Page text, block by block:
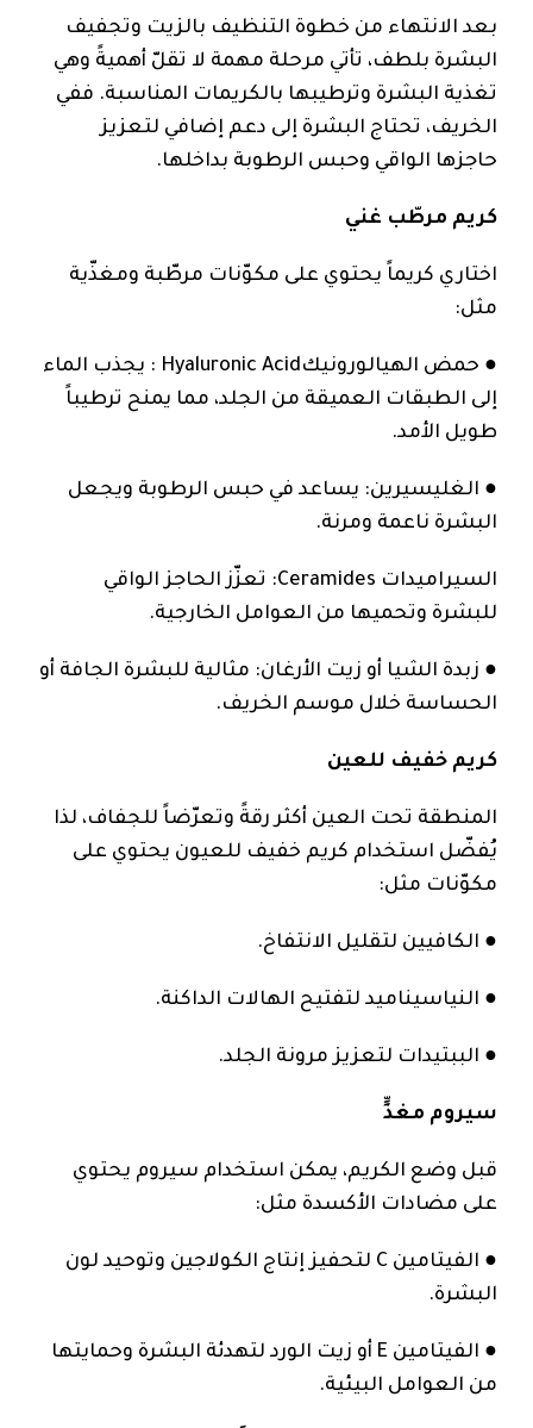
بعد الانتهاء من خطوة التنظيف بالزيت وتجفيف
البشرة بلطف، تأتي مرحلة مهمة لا تقلّ أهميةً وهي
تغذية البشرة وترطيبها بالكريمات المناسبة. ففي
الخريف، تحتاج البشرة إلى دعم إضافي لتعزيز
حاجزها الواقي وحبس الرطوبة بداخلها.
كريم مرطّب غني
اختاري كريماً يحتوي على مكوّنات مرطّبة ومغذّية
مثل:
● حمض الهيالورونيكHyaluronic Acid : يجذب الماء
إلى الطبقات العميقة من الجلد، مما يمنح ترطيباً
طويل الأمد.
● الغليسيرين: يساعد في حبس الرطوبة ويجعل
البشرة ناعمة ومرنة.
السيراميدات Ceramides: تعزّز الحاجز الواقي
للبشرة وتحميها من العوامل الخارجية.
● زبدة الشيا أو زيت الأرغان: مثالية للبشرة الجافة أو
الحساسة خلال موسم الخريف.
كريم خفيف للعين
المنطقة تحت العين أكثر رقةً وتعرّضاً للجفاف، لذا
يُفضّل استخدام كريم خفيف للعيون يحتوي على
مكوّنات مثل:
● الكافيين لتقليل الانتفاخ.
● النياسيناميد لتفتيح الهالات الداكنة.
● الببتيدات لتعزيز مرونة الجلد.
سيروم مغذٍّ
قبل وضع الكريم، يمكن استخدام سيروم يحتوي
على مضادات الأكسدة مثل:
● الفيتامين C لتحفيز إنتاج الكولاجين وتوحيد لون
البشرة.
● الفيتامين E أو زيت الورد لتهدئة البشرة وحمايتها
من العوامل البيئية.